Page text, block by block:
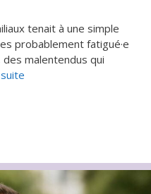
tenait à une simple
probablement fatigué·e
malentendus qui